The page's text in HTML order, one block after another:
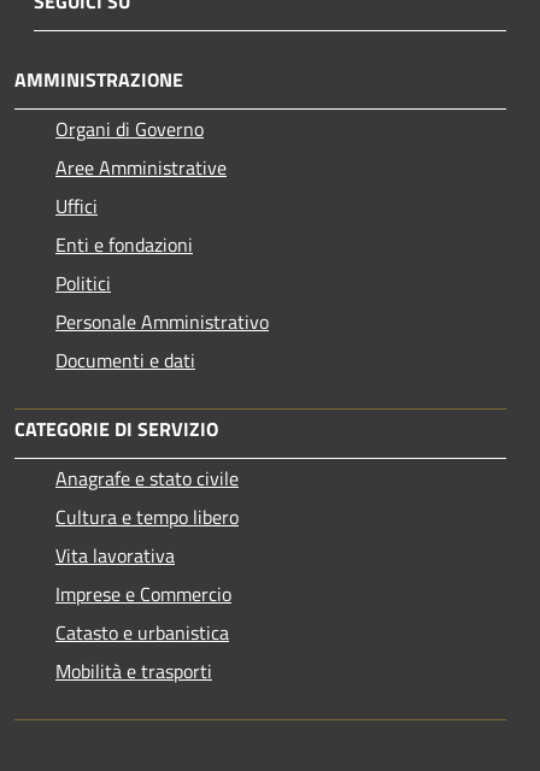
AMMINISTRAZIONE
Organi di Governo
Aree Amministrative
Uffici
Enti e fondazioni
Politici
Personale Amministrativo
Documenti e dati
CATEGORIE DI SERVIZIO
Anagrafe e stato civile
Cultura e tempo libero
Vita lavorativa
Imprese e Commercio
Catasto e urbanistica
Mobilità e trasporti